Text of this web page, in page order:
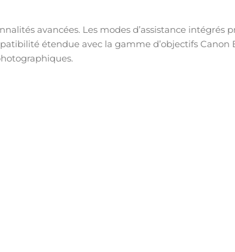
avancées. Les modes d’assistance intégrés
étendue avec la gamme d’objectifs Canon